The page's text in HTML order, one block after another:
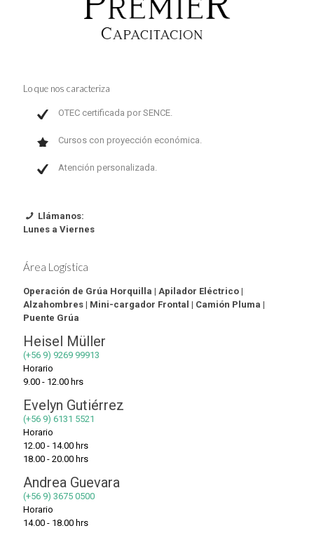
Lo que nos caracteriza
OTEC certificada por SENCE.
Cursos con proyección económica.
Atención personalizada.
Llámanos:
Lunes a Viernes
Área Logística
Operación de Grúa Horquilla | Apilador Eléctrico |
Alzahombres | Mini-cargador Frontal | Camión Pluma |
Puente Grúa
Heisel Müller
(+56 9) 9269 99913
Horario
9.00 - 12.00 hrs
Evelyn Gutiérrez
(+56 9) 6131 5521
Horario
12.00 - 14.00 hrs
18.00 - 20.00 hrs
Andrea Guevara
(+56 9) 3675 0500
Horario
14.00 - 18.00 hrs